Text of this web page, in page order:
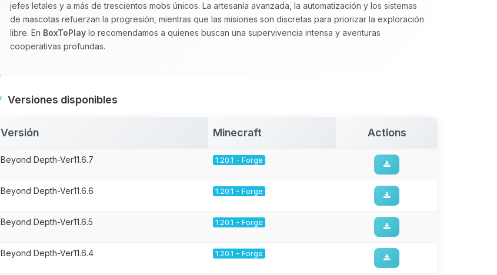
jefes letales y a más de trescientos mobs únicos. La artesanía avanzada, la automatización y los sistemas
de mascotas refuerzan la progresión, mientras que las misiones son discretas para priorizar la exploración
libre. En BoxToPlay lo recomendamos a quienes buscan una supervivencia intensa y aventuras
cooperativas profundas.
Versiones disponibles
Versión Minecraft Actions
Beyond Depth-Ver11.6.7 1.20.1 - Forge
Beyond Depth-Ver11.6.6 1.20.1 - Forge
Beyond Depth-Ver11.6.5 1.20.1 - Forge
Beyond Depth-Ver11.6.4 1.20.1 - Forge